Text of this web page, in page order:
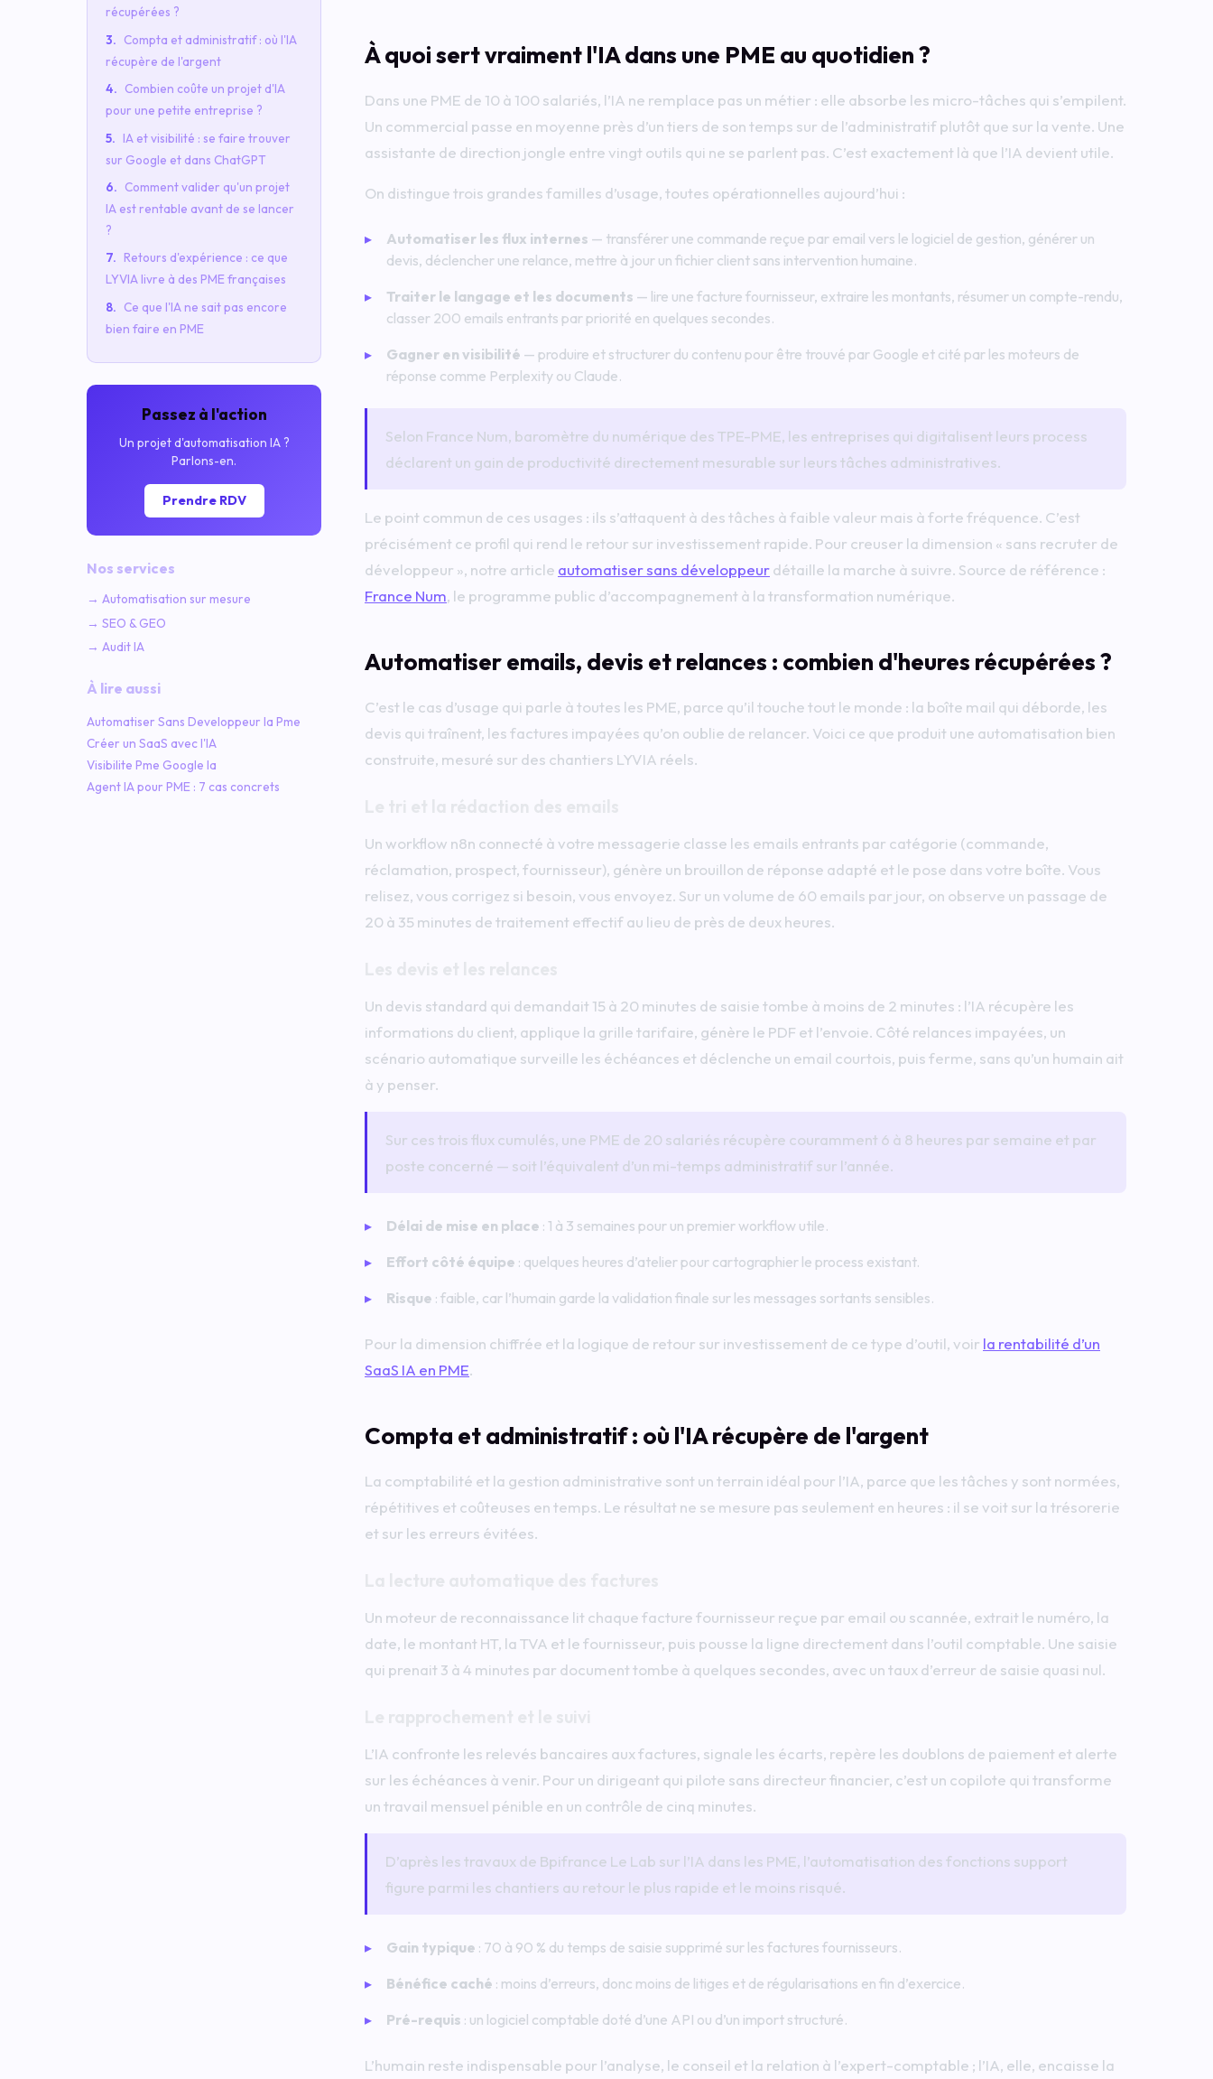
récupérées ?
Compta et administratif : où l'IA
récupère de l'argent
Combien coûte un projet d'IA
pour une petite entreprise ?
IA et visibilité : se faire trouver
sur Google et dans ChatGPT
Comment valider qu'un projet
IA est rentable avant de se lancer
?
Retours d'expérience : ce que
LYVIA livre à des PME françaises
Ce que l'IA ne sait pas encore
bien faire en PME
Passez à l'action
Un projet d'automatisation IA ?
Parlons-en.
Prendre RDV
Nos services
→ Automatisation sur mesure
→ SEO & GEO
→ Audit IA
À lire aussi
Automatiser Sans Developpeur Ia Pme
Créer un SaaS avec l'IA
Visibilite Pme Google Ia
Agent IA pour PME : 7 cas concrets
À quoi sert vraiment l'IA dans une PME au quotidien ?
Dans une PME de 10 à 100 salariés, l’IA ne remplace pas un métier : elle absorbe les micro-tâches qui s’empilent.
Un commercial passe en moyenne près d’un tiers de son temps sur de l’administratif plutôt que sur la vente. Une
assistante de direction jongle entre vingt outils qui ne se parlent pas. C’est exactement là que l’IA devient utile.
On distingue trois grandes familles d’usage, toutes opérationnelles aujourd’hui :
Automatiser les flux internes — transférer une commande reçue par email vers le logiciel de gestion, générer un
devis, déclencher une relance, mettre à jour un fichier client sans intervention humaine.
Traiter le langage et les documents — lire une facture fournisseur, extraire les montants, résumer un compte-rendu,
classer 200 emails entrants par priorité en quelques secondes.
Gagner en visibilité — produire et structurer du contenu pour être trouvé par Google et cité par les moteurs de
réponse comme Perplexity ou Claude.
Selon France Num, baromètre du numérique des TPE-PME, les entreprises qui digitalisent leurs process
déclarent un gain de productivité directement mesurable sur leurs tâches administratives.
Le point commun de ces usages : ils s’attaquent à des tâches à faible valeur mais à forte fréquence. C’est
précisément ce profil qui rend le retour sur investissement rapide. Pour creuser la dimension « sans recruter de
développeur », notre article automatiser sans développeurdétaille la marche à suivre. Source de référence :
France Num, le programme public d’accompagnement à la transformation numérique.
Automatiser emails, devis et relances : combien d'heures récupérées ?
C’est le cas d’usage qui parle à toutes les PME, parce qu’il touche tout le monde : la boîte mail qui déborde, les
devis qui traînent, les factures impayées qu’on oublie de relancer. Voici ce que produit une automatisation bien
construite, mesuré sur des chantiers LYVIA réels.
Un workflow n8n connecté à votre messagerie classe les emails entrants par catégorie (commande,
réclamation, prospect, fournisseur), génère un brouillon de réponse adapté et le pose dans votre boîte. Vous
relisez, vous corrigez si besoin, vous envoyez. Sur un volume de 60 emails par jour, on observe un passage de
20 à 35 minutes de traitement effectif au lieu de près de deux heures.
Un devis standard qui demandait 15 à 20 minutes de saisie tombe à moins de 2 minutes : l’IA récupère les
informations du client, applique la grille tarifaire, génère le PDF et l’envoie. Côté relances impayées, un
scénario automatique surveille les échéances et déclenche un email courtois, puis ferme, sans qu’un humain ait
à y penser.
Sur ces trois flux cumulés, une PME de 20 salariés récupère couramment 6 à 8 heures par semaine et par
poste concerné — soit l’équivalent d’un mi-temps administratif sur l’année.
Délai de mise en place : 1 à 3 semaines pour un premier workflow utile.
Effort côté équipe : quelques heures d’atelier pour cartographier le process existant.
Risque : faible, car l’humain garde la validation finale sur les messages sortants sensibles.
Pour la dimension chiffrée et la logique de retour sur investissement de ce type d’outil, voir la rentabilité d’un
SaaS IA en PME.
Compta et administratif : où l'IA récupère de l'argent
La comptabilité et la gestion administrative sont un terrain idéal pour l’IA, parce que les tâches y sont normées,
répétitives et coûteuses en temps. Le résultat ne se mesure pas seulement en heures : il se voit sur la trésorerie
et sur les erreurs évitées.
Un moteur de reconnaissance lit chaque facture fournisseur reçue par email ou scannée, extrait le numéro, la
date, le montant HT, la TVA et le fournisseur, puis pousse la ligne directement dans l’outil comptable. Une saisie
qui prenait 3 à 4 minutes par document tombe à quelques secondes, avec un taux d’erreur de saisie quasi nul.
L’IA confronte les relevés bancaires aux factures, signale les écarts, repère les doublons de paiement et alerte
sur les échéances à venir. Pour un dirigeant qui pilote sans directeur financier, c’est un copilote qui transforme
un travail mensuel pénible en un contrôle de cinq minutes.
D’après les travaux de Bpifrance Le Lab sur l’IA dans les PME, l’automatisation des fonctions support
figure parmi les chantiers au retour le plus rapide et le moins risqué.
Gain typique : 70 à 90 % du temps de saisie supprimé sur les factures fournisseurs.
Bénéfice caché : moins d’erreurs, donc moins de litiges et de régularisations en fin d’exercice.
Pré-requis : un logiciel comptable doté d’une API ou d’un import structuré.
L’humain reste indispensable pour l’analyse, le conseil et la relation à l’expert-comptable ; l’IA, elle, encaisse la